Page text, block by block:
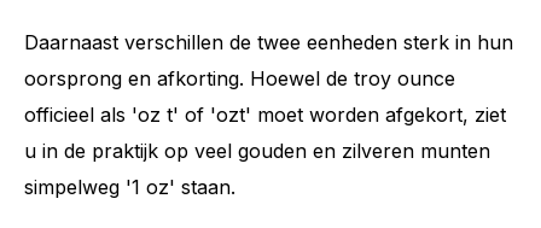
Daarnaast verschillen de twee eenheden sterk in hun
oorsprong en afkorting. Hoewel de troy ounce
officieel als 'oz t' of 'ozt' moet worden afgekort, ziet
u in de praktijk op veel gouden en zilveren munten
simpelweg '1 oz' staan.